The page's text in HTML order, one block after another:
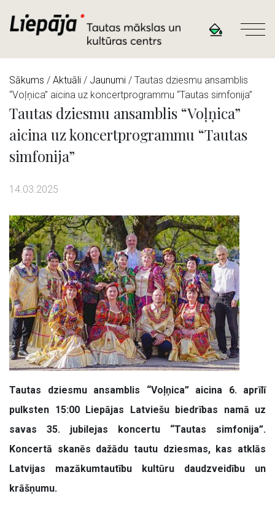
Sākums / Aktuāli / Jaunumi / Tautas dziesmu ansamblis
“Voļņica” aicina uz koncertprogrammu “Tautas simfonija”
Tautas dziesmu ansamblis “Voļņica”
aicina uz koncertprogrammu “Tautas
simfonija”
14.03.2025
Tautas dziesmu ansamblis “Voļņica” aicina 6. aprīlī
pulksten 15:00 Liepājas Latviešu biedrības namā uz
savas 35. jubilejas koncertu “Tautas simfonija”.
Koncertā skanēs dažādu tautu dziesmas, kas atklās
Latvijas mazākumtautību kultūru daudzveidību un
krāšņumu.